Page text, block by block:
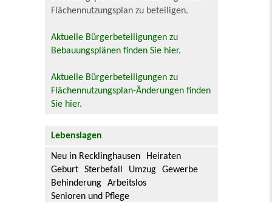
Flächennutzungsplan zu beteiligen.
Aktuelle Bürgerbeteiligungen zu
Bebauungsplänen finden Sie hier.
Aktuelle Bürgerbeteiligungen zu
Flächennutzungsplan-Änderungen finden
Sie hier.
Lebenslagen
Neu in Recklinghausen
Heiraten
Geburt
Sterbefall Umzug
Gewerbe
Behinderung
Arbeitslos
Senioren und Pflege